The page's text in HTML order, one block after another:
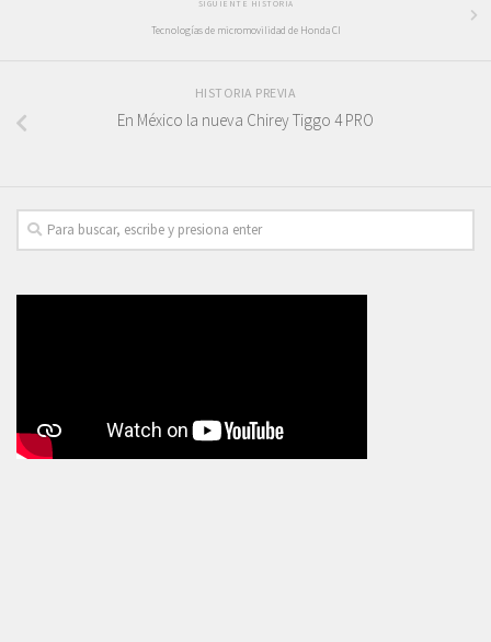
SIGUIENTE HISTORIA
Tecnologías de micromovilidad de Honda CI
HISTORIA PREVIA
En México la nueva Chirey Tiggo 4 PRO